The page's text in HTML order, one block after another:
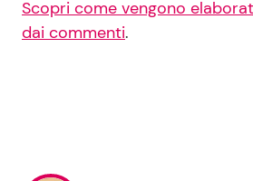
Scopri come vengono
dai commenti.